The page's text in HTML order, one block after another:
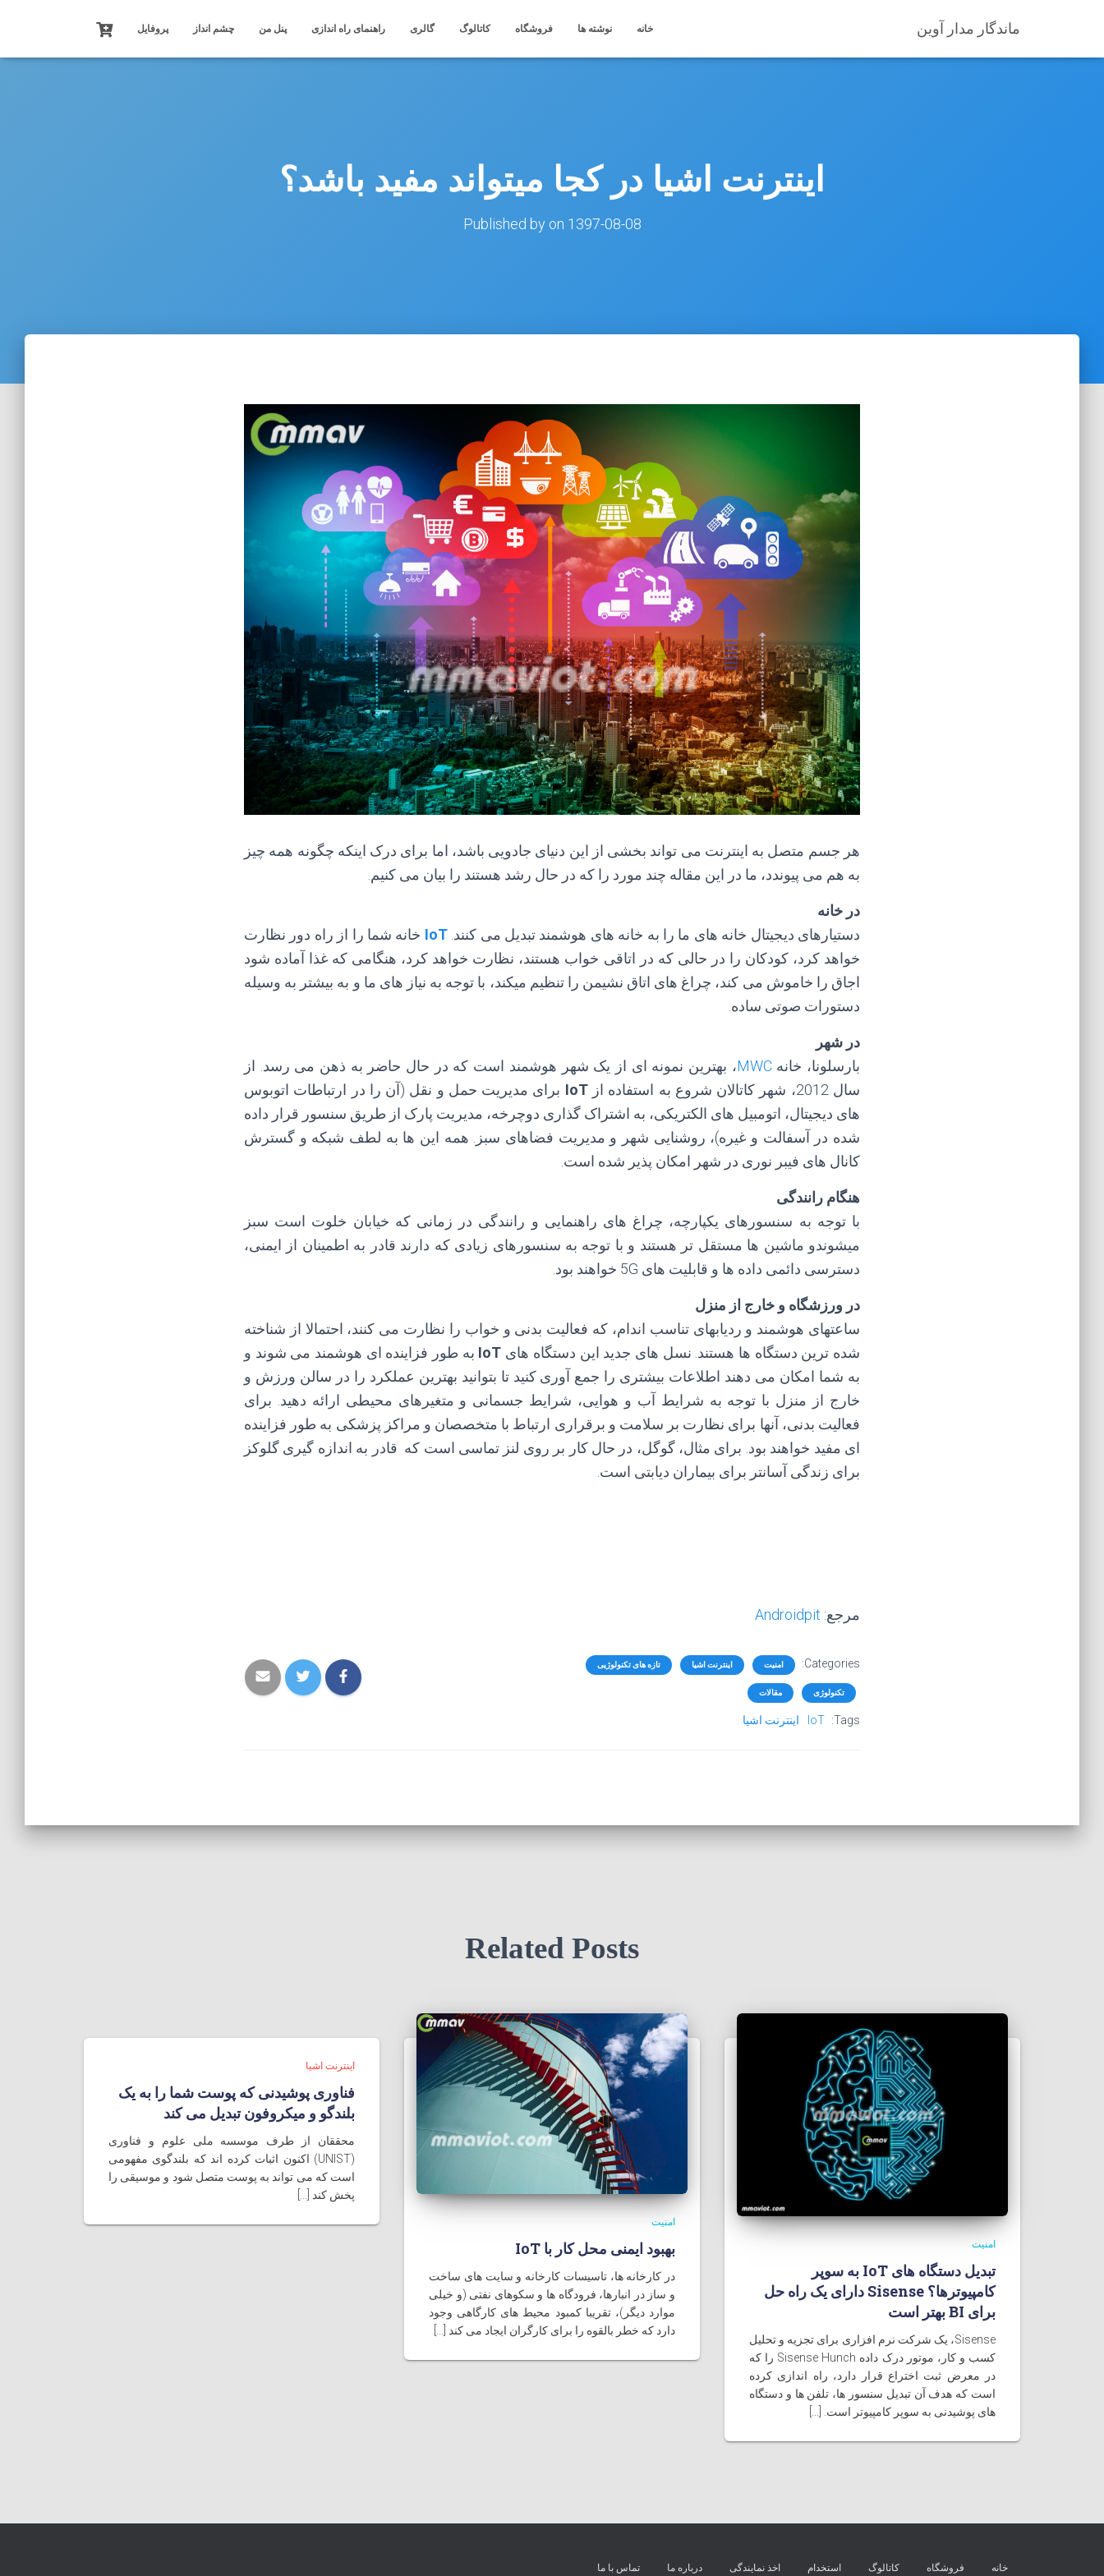
ماندگار مدار آوین خانه نوشته ها فروشگاه کاتالوگ گالری راهنمای راه اندازی پنل من چشم انداز پروفایل
اینترنت اشیا در کجا میتواند مفید باشد؟
Published by on 1397-08-08
هر جسم متصل به اینترنت می تواند بخشی از این دنیای جادویی باشد، اما برای درک اینکه چگونه همه چیز
به هم می پیوندد، ما در این مقاله چند مورد را که در حال رشد هستند را بیان می کنیم.
در خانه
دستیارهای دیجیتال خانه های ما را به خانه های هوشمند تبدیل می کنند.IoT خانه شما را از راه دور نظارت
خواهد کرد، کودکان را در حالی که در اتاقی خواب هستند، نظارت خواهد کرد، هنگامی که غذا آماده شود
اجاق را خاموش می کند، چراغ های اتاق نشیمن را تنظیم میکند، با توجه به نیاز های ما و به بیشتر به وسیله
دستورات صوتی ساده.
در شهر
بارسلونا، خانهMWC، بهترین نمونه ای از یک شهر هوشمند است که در حال حاضر به ذهن می رسد. از
سال 2012، شهر کاتالان شروع به استفاده از
IoT برای مدیریت حمل و نقل (آن را در ارتباطات اتوبوس
های دیجیتال، اتومبیل های الکتریکی، به اشتراک گذاری دوچرخه، مدیریت پارک از طریق سنسور قرار داده
شده در آسفالت و غیره)، روشنایی شهر و مدیریت فضاهای سبز. همه این ها به لطف شبکه و گسترش
کانال های فیبر نوری در شهر امکان پذیر شده است.
هنگام رانندگی
با توجه به سنسورهای یکپارچه، چراغ های راهنمایی و رانندگی در زمانی که خیابان خلوت است سبز
میشوندو ماشین ها مستقل تر هستند و با توجه به سنسورهای زیادی که دارند قادر به اطمینان از ایمنی،
دسترسی دائمی داده ها و قابلیت های 5G خواهند بود.
در ورزشگاه و خارج از منزل
ساعتهای هوشمند و ردیابهای تناسب اندام، که فعالیت بدنی و خواب را نظارت می کنند، احتمالا از شناخته
شده ترین دستگاه ها هستند. نسل های جدید این دستگاه های IoT به طور فزاینده ای هوشمند می شوند و
به شما امکان می دهند اطلاعات بیشتری را جمع آوری کنید تا بتوانید بهترین عملکرد را در سالن ورزش و
خارج از منزل با توجه به شرایط آب و هوایی، شرایط جسمانی و متغیرهای محیطی ارائه دهید. برای
فعالیت بدنی، آنها برای نظارت بر سلامت و برقراری ارتباط با متخصصان و مراکز پزشکی به طور فزاینده
ای مفید خواهند بود. برای مثال، گوگل، در حال کار بر روی لنز تماسی است که قادر به اندازه گیری گلوکز
برای زندگی آسانتر برای بیماران دیابتی است.
مرجع: Androidpit
Categories: امنیت اینترنت اشیا تازه های تکنولوژیی
تکنولوژی مقالات
Tags:
IoT اینترنت اشیا
Related Posts
امنیت
تبدیل دستگاه های IoT به سوپر
کامپيوترها؟ Sisense دارای یک راه حل
برای BI بهتر است
Sisense، یک شرکت نرم افزاری برای تجزیه و تحلیل
کسب و کار، موتور درک داده Sisense Hunch را که
در معرض ثبت اختراع قرار دارد، راه اندازی کرده
است که هدف آن تبدیل سنسور ها، تلفن ها و دستگاه
های پوشیدنی به سوپر کامپیوتر است. [...]
امنیت
بهبود ایمنی محل کار با IoT
در کارخانه ها، تاسیسات کارخانه و سایت های ساخت
و ساز در انبارها، فرودگاه ها و سکوهای نفتی (و خیلی
موارد دیگر)، تقریبا کمبود محیط های کارگاهی وجود
دارد که خطر بالقوه را برای کارگران ایجاد می کند [...]
اینترنت اشیا
فناوری پوشیدنی که پوست شما را به یک
بلندگو و میکروفون تبدیل می کند
محققان از طرف موسسه ملی علوم و فناوری
(UNIST) اکنون اثبات کرده اند که بلندگوی مفهومی
است که می تواند به پوست متصل شود و موسیقی را
پخش کند [...]
خانه فروشگاه کاتالوگ استخدام اخذ نمایندگی درباره ما تماس با ما